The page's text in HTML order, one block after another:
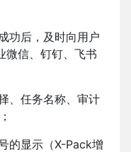
功后，及时向用户
微信、钉钉、飞书
、任务名称、审计
的显示（X-Pack增